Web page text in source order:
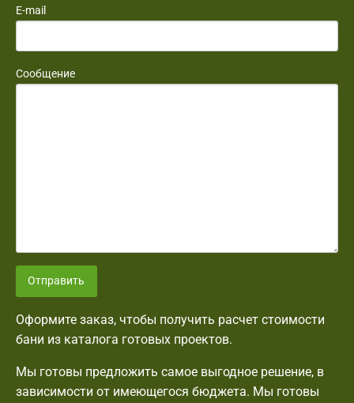
E-mail
Сообщение
Отправить
Оформите заказ, чтобы получить расчет стоимости
бани из каталога готовых проектов.
Мы готовы предложить самое выгодное решение, в
зависимости от имеющегося бюджета. Мы готовы